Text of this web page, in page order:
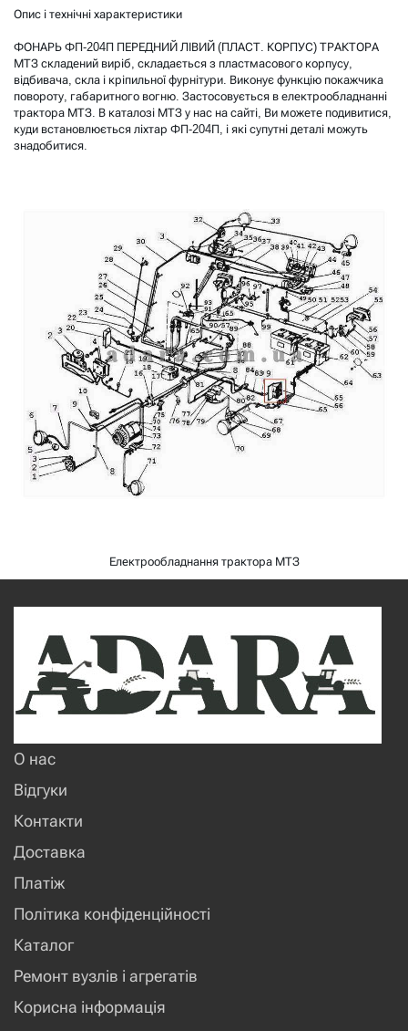
Опис і технічні характеристики
ФОНАРЬ ФП-204П ПЕРЕДНИЙ ЛІВИЙ (ПЛАСТ. КОРПУС) ТРАКТОРА
МТЗ складений виріб, складається з пластмасового корпусу,
відбивача, скла і кріпильної фурнітури. Виконує функцію покажчика
повороту, габаритного вогню. Застосовується в електрообладнанні
трактора МТЗ. В каталозі МТЗ у нас на сайті, Ви можете подивитися,
куди встановлюється ліхтар ФП-204П, і які супутні деталі можуть
знадобитися.
Електрообладнання трактора МТЗ
О нас
Відгуки
Контакти
Доставка
Платіж
Політика конфіденційності
Каталог
Ремонт вузлів і агрегатів
Корисна інформація